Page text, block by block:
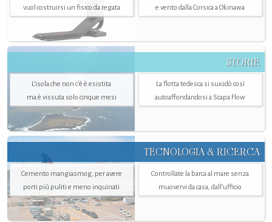
vuol costruirsi un fisico da regata
e vento dalla Corsica a Okinawa
STORIE
L’isola che non c'è è esistita
ma è vissuta solo cinque mesi
La flotta tedesca si suicidò così
autoaffondandosi a Scapa Flow
TECNOLOGIA & RICERCA
Cemento mangiasmog, per avere
porti più puliti e meno inquinati
Controllate la barca al mare senza
muovervi da casa, dall’ufficio